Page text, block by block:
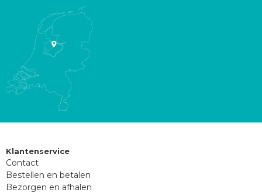
Klantenservice
Contact
Bestellen en betalen
Bezorgen en afhalen